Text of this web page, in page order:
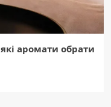
аромати обрати